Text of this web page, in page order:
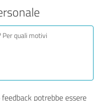
potrebbe essere